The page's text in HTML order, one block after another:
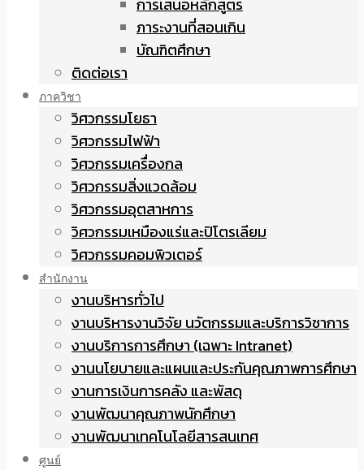
การเสนอหลักสูตร
ภาระงานที่สอนเกิน
บัณฑิตศึกษา
ติดต่อเรา
ภาควิชา
วิศวกรรมโยธา
วิศวกรรมไฟฟ้า
วิศวกรรมเครื่องกล
วิศวกรรมสิ่งแวดล้อม
วิศวกรรมอุตสาหการ
วิศวกรรมเหมืองแร่และปิโตรเลียม
วิศวกรรมคอมพิวเตอร์
สำนักงาน
งานบริหารทั่วไป
งานบริหารงานวิจัย นวัตกรรมและบริการวิชาการ
งานบริการการศึกษา (เฉพาะ Intranet)
งานนโยบายและแผนและประกันคุณภาพการศึกษา
งานการเงินการคลัง และพัสดุ
งานพัฒนาคุณภาพนักศึกษา
งานพัฒนาเทคโนโลยีสารสนเทศ
ศูนย์